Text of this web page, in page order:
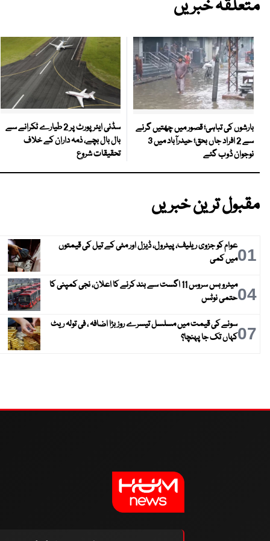
متعلقہ خبریں
بارشوں کی تباہی؛ قصور میں چھتیں گرنے
سے 2 افراد جاں بحق؛ حیدرآباد میں 3
نوجوان ڈوب گئے
سڈنی ایئرپورٹ پر 2 طیارے ٹکرانے سے
بال بال بچے، ذمہ داران کے خلاف
تحقیقات شروع
مقبول ترین خبریں
01عوام کو جزوی ریلیف، پیٹرول، ڈیزل اور مٹی کے تیل کی قیمتوں
میں کمی
04
میٹرو بس سروس 11 اگست سے بند کرنے کا اعلان، نجی کمپنی کا
حتمی نوٹس
07سونے کی قیمت میں مسلسل تیسرے روز بڑا اضافہ ، فی تولہ ریٹ
کہاں تک جا پہنچا؟